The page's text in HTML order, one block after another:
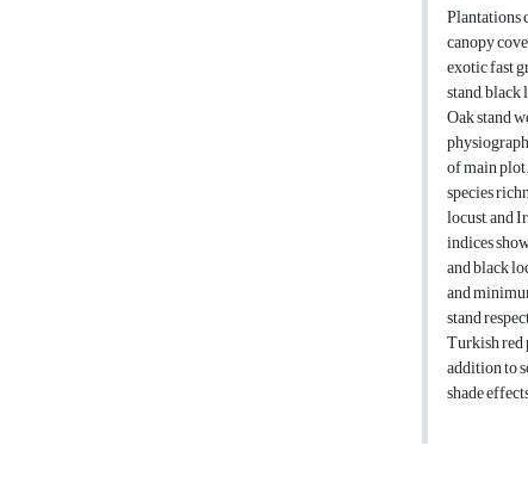
Plantations
canopy
exotic fast
stand,
Oak stand
of main
species
locust, and
indices
and black
and
stand
Turkish red
addition to
shade